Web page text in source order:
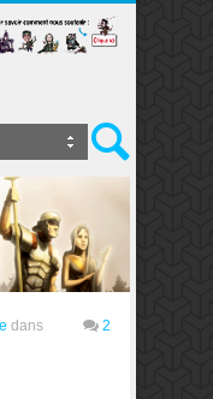
dans
2